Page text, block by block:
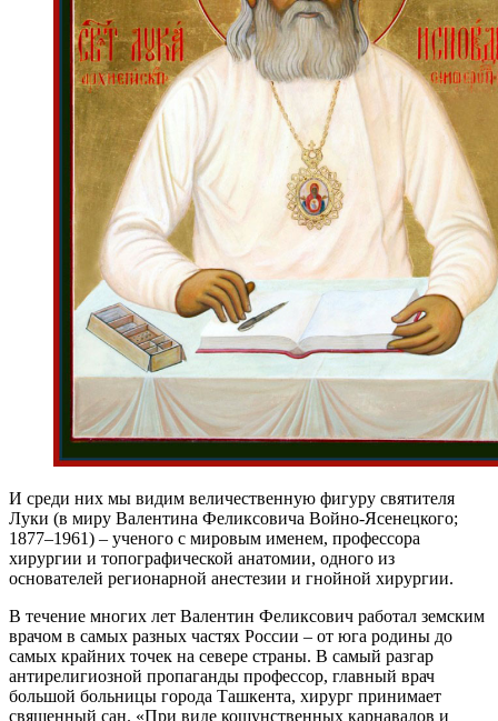
И среди них мы видим величественную фигуру святителя
Луки (в миру Валентина Феликсовича Войно-Ясенецкого;
1877–1961) – ученого с мировым именем, профессора
хирургии и топографической анатомии, одного из
основателей регионарной анестезии и гнойной хирургии.
В течение многих лет Валентин Феликсович работал земским
врачом в самых разных частях России – от юга родины до
самых крайних точек на севере страны. В самый разгар
антирелигиозной пропаганды профессор, главный врач
большой больницы города Ташкента, хирург принимает
священный сан. «При виде кощунственных карнавалов и